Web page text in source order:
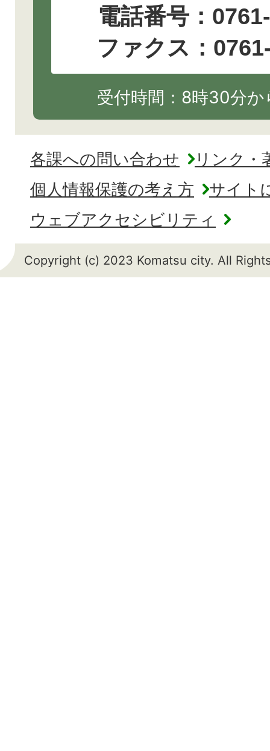
電話番号：
ファクス：
受付時間：8時30分
各課への問い合わせ
リンク・
個人情報保護の考え方
サイト
ウェブアクセシビリティ
Copyright (c) 2023 Komatsu city. All